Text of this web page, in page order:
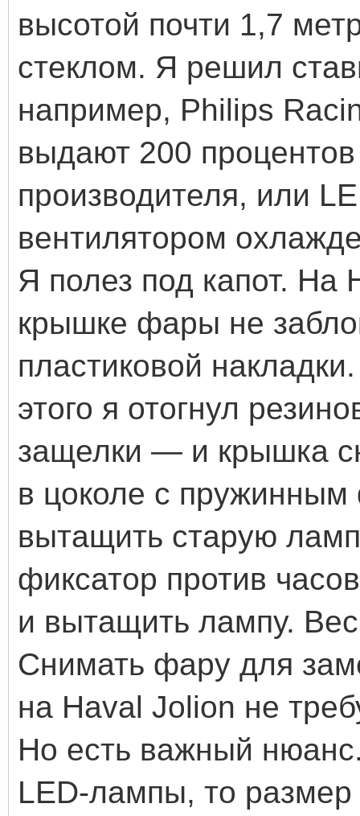
высотой почти 1,7
стеклом. Я решил
например, Philips
выдают 200
производителя, или
вентилятором
Я полез под капот. На
крышке фары не
пластиковой
этого я отогнул
защелки — и крышка
в цоколе с
вытащить старую
фиксатор против
и вытащить лампу.
Снимать фару для
на Haval Jolion не
Но есть важный
LED-лампы, то